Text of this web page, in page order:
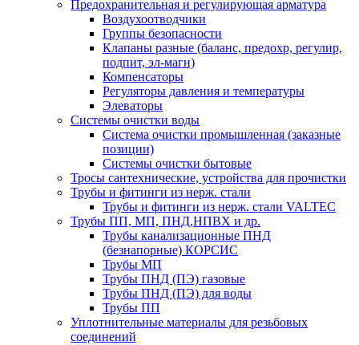
Предохранительная и регулирующая арматура
Воздухоотводчики
Группы безопасности
Клапаны разные (баланс, предохр, регулир,
подпит, эл-магн)
Компенсаторы
Регуляторы давления и температуры
Элеваторы
Системы очистки воды
Система очистки промышленная (заказные
позиции)
Системы очистки бытовые
Тросы сантехнические, устройства для прочистки
Трубы и фитинги из нерж. стали
Трубы и фитинги из нерж. стали VALTEC
Трубы ПП, МП, ПНД,НПВХ и др.
Трубы канализационные ПНД
(безнапорные) КОРСИС
Трубы МП
Трубы ПНД (ПЭ) газовые
Трубы ПНД (ПЭ) для воды
Трубы ПП
Уплотнительные материалы для резьбовых
соединений